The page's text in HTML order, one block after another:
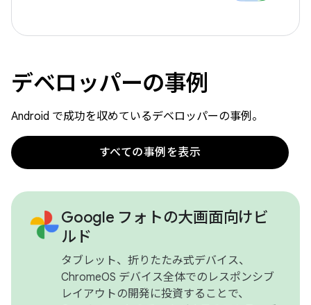
デベロッパーの事例
Android で成功を収めているデベロッパーの事例。
すべての事例を表示
Google フォトの大画面向けビ
ルド
タブレット、折りたたみ式デバイス、
ChromeOS デバイス全体でのレスポンシブ
レイアウトの開発に投資することで、